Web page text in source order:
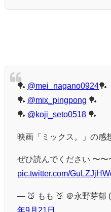
🏓 @mei_nagano0924🏓
🏓 @mix_pingpong 🏓
🏓 @koji_seto0518 🏓
映画「ミックス。」の
ぜひ読んでください 〜〜
pic.twitter.com/
— 🍑 もも 🍑 ＠永野芽郁
年9月21日